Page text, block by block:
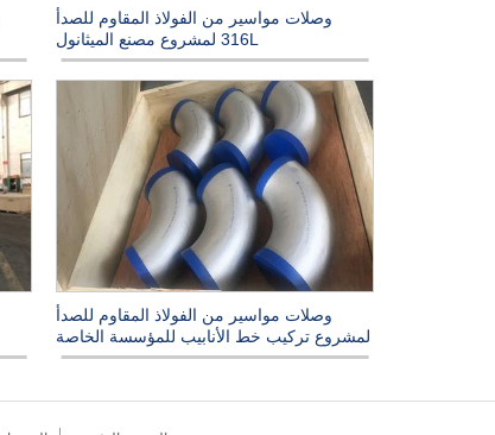
وصلات مواسير من الفولاذ المقاوم للصدأ
316L لمشروع مصنع الميثانول
وصلات مواسير من الفولاذ المقاوم للصدأ
لمشروع تركيب خط الأنابيب للمؤسسة الخاصة